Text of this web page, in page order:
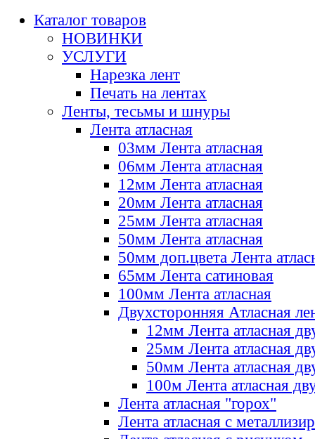
Каталог товаров
НОВИНКИ
УСЛУГИ
Нарезка лент
Печать на лентах
Ленты, тесьмы и шнуры
Лента атласная
03мм Лента атласная
06мм Лента атласная
12мм Лента атласная
20мм Лента атласная
25мм Лента атласная
50мм Лента атласная
50мм доп.цвета Лента
65мм Лента сатиновая
100мм Лента атласная
Двухсторонняя Атласная
12мм Лента атласная
25мм Лента атласная
50мм Лента атласная
100м Лента атласная
Лента атласная "горох"
Лента атласная с